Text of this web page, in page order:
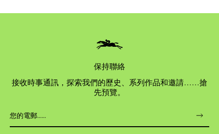
保持聯絡
接收時事通訊，探索我們的歷史、系列作品和邀請……搶
先預覽。